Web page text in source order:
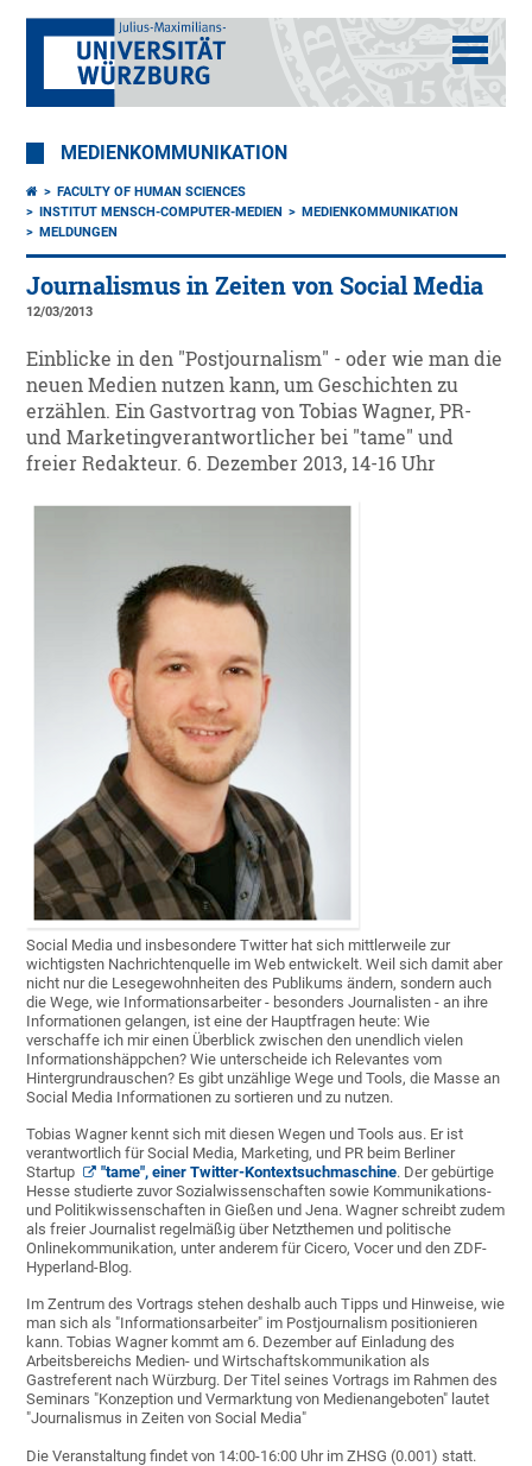
MEDIENKOMMUNIKATION
FACULTY OF HUMAN SCIENCES
INSTITUT MENSCH-COMPUTER-MEDIEN
MEDIENKOMMUNIKATION
MELDUNGEN
Journalismus in Zeiten von Social Media
12/03/2013
Einblicke in den "Postjournalism" - oder wie man die
neuen Medien nutzen kann, um Geschichten zu
erzählen. Ein Gastvortrag von Tobias Wagner, PR-
und Marketingverantwortlicher bei "tame" und
freier Redakteur. 6. Dezember 2013, 14-16 Uhr
Social Media und insbesondere Twitter hat sich mittlerweile zur
wichtigsten Nachrichtenquelle im Web entwickelt. Weil sich damit aber
nicht nur die Lesegewohnheiten des Publikums ändern, sondern auch
die Wege, wie Informationsarbeiter - besonders Journalisten - an ihre
Informationen gelangen, ist eine der Hauptfragen heute: Wie
verschaffe ich mir einen Überblick zwischen den unendlich vielen
Informationshäppchen? Wie unterscheide ich Relevantes vom
Hintergrundrauschen? Es gibt unzählige Wege und Tools, die Masse an
Social Media Informationen zu sortieren und zu nutzen.
Tobias Wagner kennt sich mit diesen Wegen und Tools aus. Er ist
verantwortlich für Social Media, Marketing, und PR beim Berliner
Startup
"tame", einer Twitter-Kontextsuchmaschine. Der gebürtige
Hesse studierte zuvor Sozialwissenschaften sowie Kommunikations-
und Politikwissenschaften in Gießen und Jena. Wagner schreibt zudem
als freier Journalist regelmäßig über Netzthemen und politische
Onlinekommunikation, unter anderem für Cicero, Vocer und den ZDF-
Hyperland-Blog.
Im Zentrum des Vortrags stehen deshalb auch Tipps und Hinweise, wie
man sich als "Informationsarbeiter" im Postjournalism positionieren
kann. Tobias Wagner kommt am 6. Dezember auf Einladung des
Arbeitsbereichs Medien- und Wirtschaftskommunikation als
Gastreferent nach Würzburg. Der Titel seines Vortrags im Rahmen des
Seminars "Konzeption und Vermarktung von Medienangeboten" lautet
"Journalismus in Zeiten von Social Media"
Die Veranstaltung findet von 14:00-16:00 Uhr im ZHSG (0.001) statt.